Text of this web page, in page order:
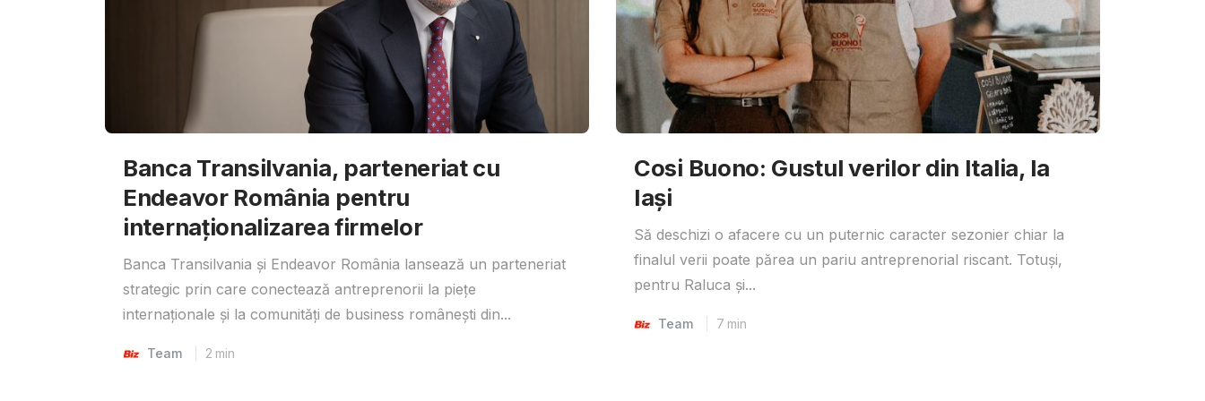
Banca Transilvania, parteneriat cu
Endeavor România pentru
internaționalizarea firmelor
Banca Transilvania și Endeavor România lansează un parteneriat
strategic prin care conectează antreprenorii la piețe
internaționale și la comunități de business românești din...
Team 2 min
Cosi Buono: Gustul verilor din Italia, la
Iași
Să deschizi o afacere cu un puternic caracter sezonier chiar la
finalul verii poate părea un pariu antreprenorial riscant. Totuși,
pentru Raluca și...
Team 7 min